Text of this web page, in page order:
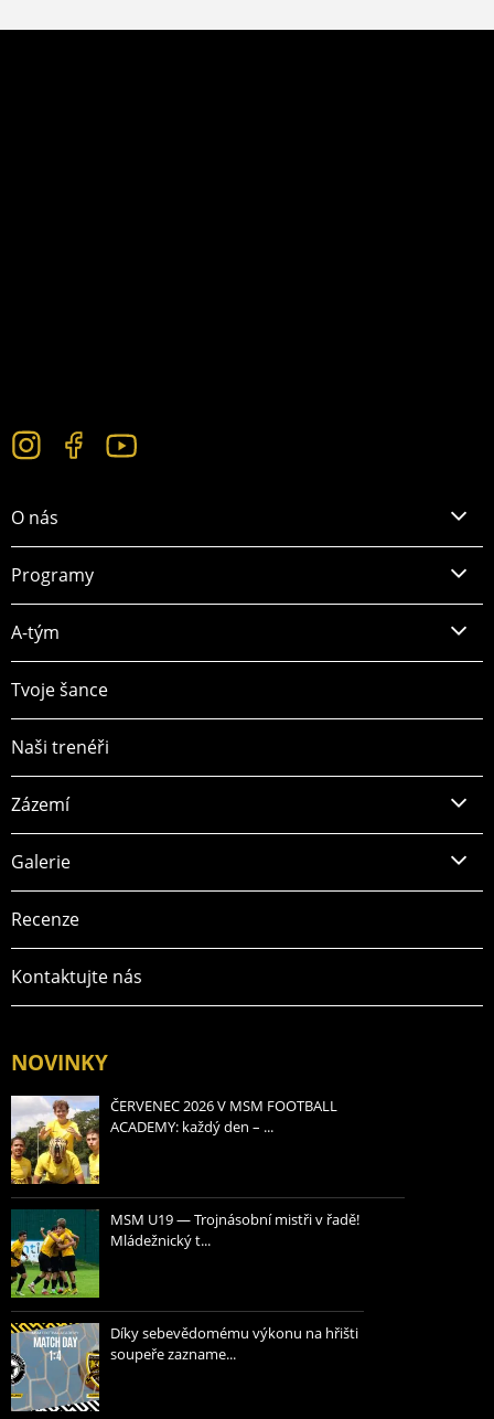
NOVINKY
ČERVENEC 2026 V MSM FOOTBALL
ACADEMY: každý den – ...
MSM U19 — Trojnásobní mistři v řadě!
Mládežnický t...
Díky sebevědomému výkonu na hřišti
soupeře zazname...
O nás
Programy
A-tým
Tvoje šance
Naši trenéři
Zázemí
Galerie
Recenze
Kontaktujte nás